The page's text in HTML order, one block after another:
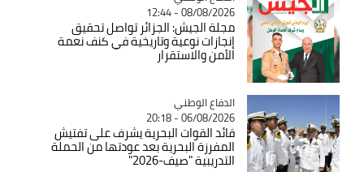
08/08/2026 - 12:44
مجلة الجيش: الجزائر تواصل تحقيق
إنجازات نوعية وتاريخية في كنف نعمة
الأمن والاستقرار
Catégorie
الدفاع الوطني
06/08/2026 - 20:18
قائد القوات البحرية يشرف على تفتيش
المفرزة البحرية بعد عودتها من الحملة
التدريبية "صيف-2026"